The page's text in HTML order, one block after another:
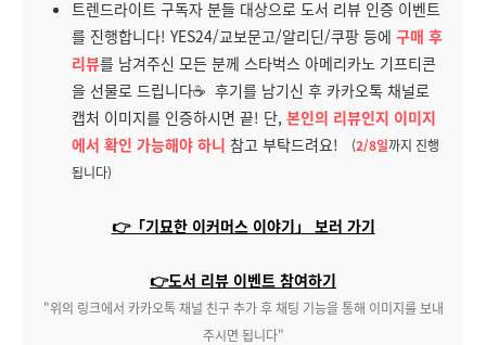
트렌드라이트 구독자 분들 대상으로 도서 리뷰 인증 이벤트
를 진행합니다! YES24/교보문고/알리딘/쿠팡 등에 구매 후
리뷰를 남겨주신 모든 분께 스타벅스 아메리카노 기프티콘
을 선물로 드립니다☕ 후기를 남기신 후 카카오톡 채널로
캡처 이미지를 인증하시면 끝! 단, 본인의 리뷰인지 이미지
에서 확인 가능해야 하니 참고 부탁드려요! (2/8일까지 진행
됩니다)
👉「기묘한 이커머스 이야기」 보러 가기
👉도서 리뷰 이벤트 참여하기
"위의 링크에서 카카오톡 채널 친구 추가 후 채팅 기능을 통해 이미지를 보내
주시면 됩니다"